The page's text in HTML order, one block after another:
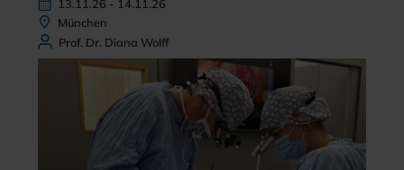
13.11.26 - 14.11.26
München
Prof. Dr. Diana Wolff